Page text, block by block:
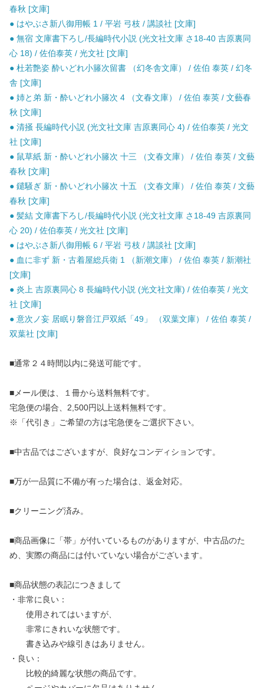
春秋 [文庫]
● はやぶさ新八御用帳 1 / 平岩 弓枝 / 講談社 [文庫]
● 無宿 文庫書下ろし/長編時代小説 (光文社文庫 さ18-40 吉原裏同
心 18) / 佐伯泰英 / 光文社 [文庫]
● 杜若艶姿 酔いどれ小籐次留書 （幻冬舎文庫） / 佐伯 泰英 / 幻冬
舎 [文庫]
● 姉と弟 新・酔いどれ小籐次 4 （文春文庫） / 佐伯 泰英 / 文藝春
秋 [文庫]
● 清掻 長編時代小説 (光文社文庫 吉原裏同心 4) / 佐伯泰英 / 光文
社 [文庫]
● 鼠草紙 新・酔いどれ小籐次 十三 （文春文庫） / 佐伯 泰英 / 文藝
春秋 [文庫]
● 鑓騒ぎ 新・酔いどれ小籐次 十五 （文春文庫） / 佐伯 泰英 / 文藝
春秋 [文庫]
● 髪結 文庫書下ろし/長編時代小説 (光文社文庫 さ18-49 吉原裏同
心 20) / 佐伯泰英 / 光文社 [文庫]
● はやぶさ新八御用帳 6 / 平岩 弓枝 / 講談社 [文庫]
● 血に非ず 新・古着屋総兵衛 1 （新潮文庫） / 佐伯 泰英 / 新潮社
[文庫]
● 炎上 吉原裏同心 8 長編時代小説 (光文社文庫) / 佐伯泰英 / 光文
社 [文庫]
● 意次ノ妄 居眠り磐音江戸双紙「49」 （双葉文庫） / 佐伯 泰英 /
双葉社 [文庫]
■通常２４時間以内に発送可能です。
■メール便は、１冊から送料無料です。
宅急便の場合、2,500円以上送料無料です。
※「代引き」ご希望の方は宅急便をご選択下さい。
■中古品ではございますが、良好なコンディションです。
■万が一品質に不備が有った場合は、返金対応。
■クリーニング済み。
■商品画像に「帯」が付いているものがありますが、中古品のた
め、実際の商品には付いていない場合がございます。
■商品状態の表記につきまして
・非常に良い：
使用されてはいますが、
非常にきれいな状態です。
書き込みや線引きはありません。
・良い：
比較的綺麗な状態の商品です。